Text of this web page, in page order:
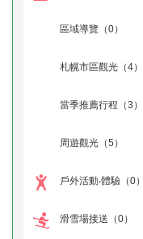
區域導覽 （0）
札幌市區觀光 （4）
當季推薦行程 （3）
周遊觀光 （5）
戶外活動‧體驗 （0）
滑雪場接送 （0）